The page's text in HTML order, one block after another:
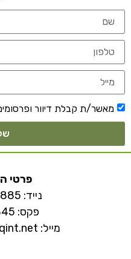
מאשר/ת קבלת דיוור
פרטי
נייד:
פקס: 03-9011845
מייל: